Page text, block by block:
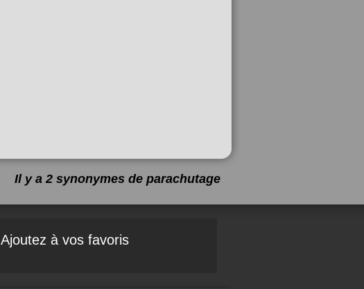
Il y a 2 synonymes de parachutage
Ajoutez à vos favoris